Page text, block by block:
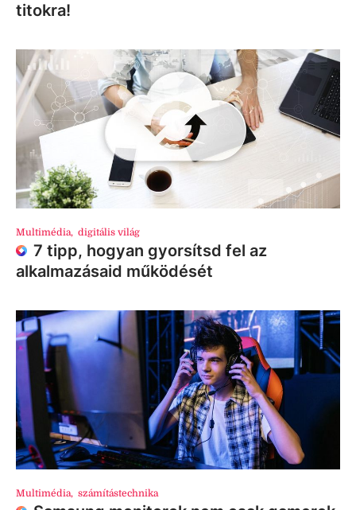
titokra!
Multimédia, digitális világ
7 tipp, hogyan gyorsítsd fel az
alkalmazásaid működését
Multimédia, számítástechnika